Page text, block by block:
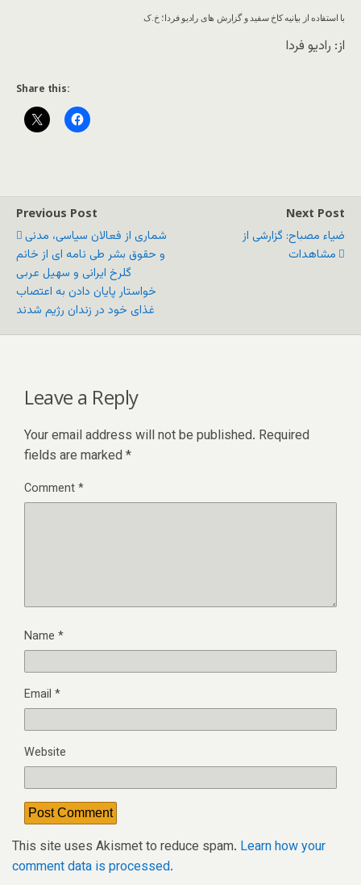
با استفاده از بیانیه کاخ سفید و گزارش های رادیو فردا؛ خ.ک
از: رادیو فردا
Share this:
Previous Post
شماری از فعالان سیاسی، مدنی
و حقوق بشر طی نامه ای از خانم
گلرخ ایرانی و سهیل عربی
خواستار پایان دادن به اعتصاب
غذای خود در زندان رژیم شدند
Next Post
ضیاء مصباح: گزارشی از
مشاهدات
Leave a Reply
Your email address will not be published. Required
fields are marked *
Comment*
Name *
Email *
Website
This site uses Akismet to reduce spam. Learn how your
comment data is processed.